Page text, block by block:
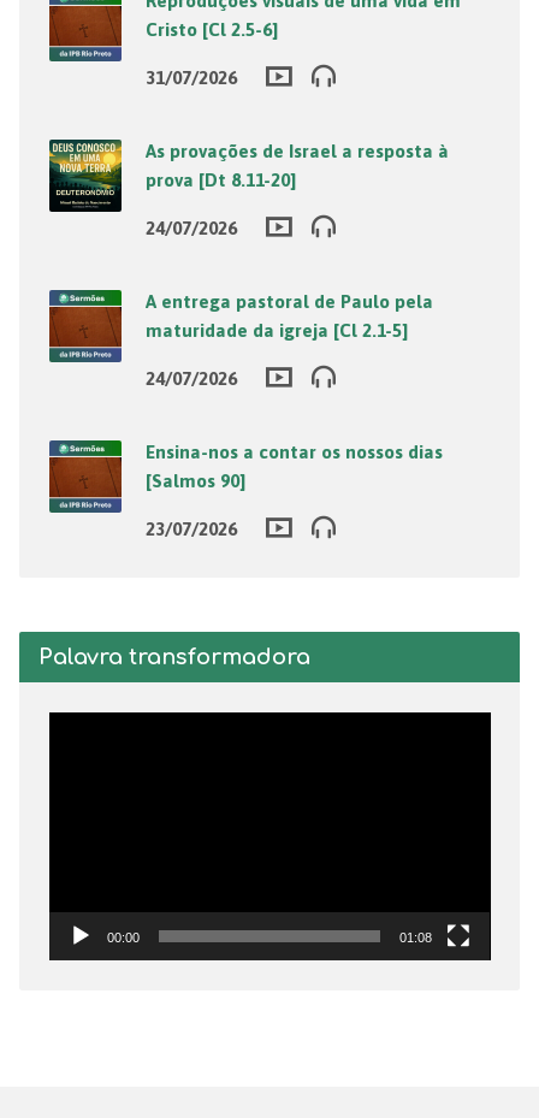
Cristo [Cl 2.5-6]
31/07/2026
As provações de Israel a resposta à
prova [Dt 8.11-20]
24/07/2026
A entrega pastoral de Paulo pela
maturidade da igreja [Cl 2.1-5]
24/07/2026
Ensina-nos a contar os nossos dias
[Salmos 90]
23/07/2026
Palavra transformadora
00:00 01:08